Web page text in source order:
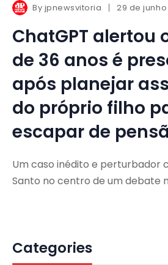
By jpnewsvitoria 29 de
ChatGPT alertou
de 36 anos é
após planejar
do próprio filho
escapar de
Um caso inédito e perturbador
Santo no centro de um debate
Categories